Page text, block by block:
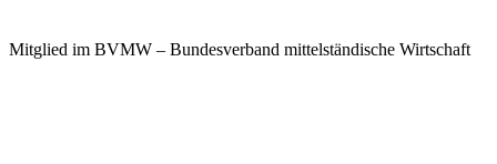
Mitglied im BVMW – Bundesverband mittelständische Wirtschaft